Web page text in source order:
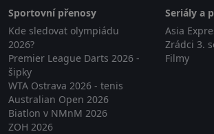
Sportovní přenosy
Kde sledovat olympiádu
2026?
Premier League Darts 2026 -
šipky
WTA Ostrava 2026 - tenis
Australian Open 2026
Biatlon v NMnM 2026
ZOH 2026
Seriály a
Asia
Zrádci 3.
Filmy